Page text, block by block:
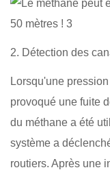
2. Détection des
Lorsqu'une
provoqué une fuite
du méthane a été
système a
routiers. Après une